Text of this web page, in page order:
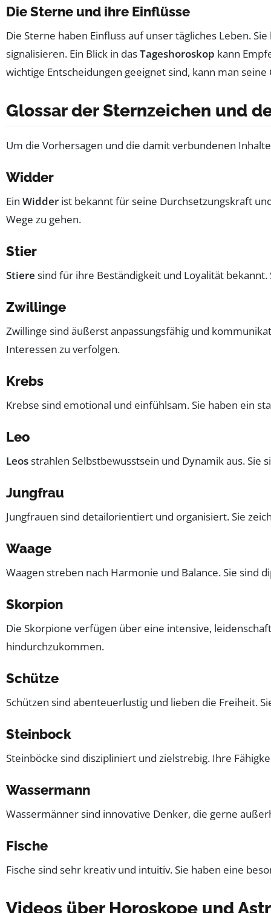
Die Sterne und ihre Einflüsse
Die Sterne haben Einfluss auf unser tägliches Leben.
signalisieren. Ein Blick in dasTageshoroskop kann
wichtige Entscheidungen geeignet sind, kann man
Glossar der Sternzeichen und
Um die Vorhersagen und die damit verbundenen
Widder
Ein Widder ist bekannt für seine Durchsetzungskraft
Wege zu gehen.
Stier
Stiere sind für ihre Beständigkeit und Loyalität
Zwillinge
Zwillinge sind äußerst anpassungsfähig und
Interessen zu verfolgen.
Krebs
Krebse sind emotional und einfühlsam. Sie haben ein
Leo
Leosstrahlen Selbstbewusstsein und Dynamik aus.
Jungfrau
Jungfrauen sind detailorientiert und organisiert. Sie
Waage
Waagen streben nach Harmonie und Balance. Sie sind
Skorpion
Die Skorpione verfügen über eine intensive,
hindurchzukommen.
Schütze
Schützen sind abenteuerlustig und lieben die Freiheit.
Steinbock
Steinböcke sind diszipliniert und zielstrebig. Ihre
Wassermann
Wassermänner sind innovative Denker, die gerne
Fische
Fische sind sehr kreativ und intuitiv. Sie haben eine
Videos über Horoskope und